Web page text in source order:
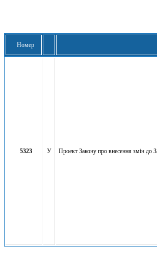
Номер
5323 У Проект Закону про внесення змін до